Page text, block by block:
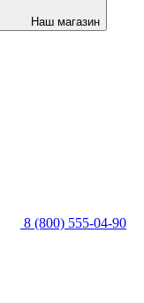
Наш магазин
8 (800) 555-04-90